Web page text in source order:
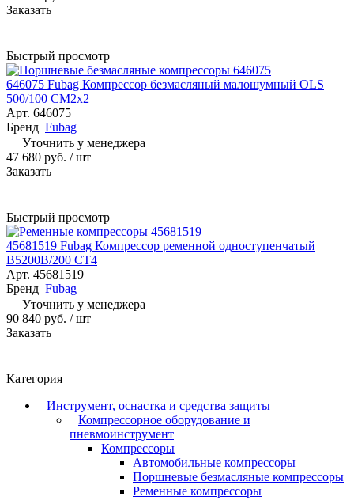
Заказать
Быстрый просмотр
646075 Fubag Компрессор безмасляный малошумный OLS
500/100 CM2х2
Арт. 646075
Бренд Fubag
Уточнить у менеджера
47 680 руб. / шт
Заказать
Быстрый просмотр
45681519 Fubag Компрессор ременной одноступенчатый
B5200B/200 CT4
Арт. 45681519
Бренд Fubag
Уточнить у менеджера
90 840 руб. / шт
Заказать
Категория
Инструмент, оснастка и средства защиты
Компрессорное оборудование и
пневмоинструмент
Компрессоры
Автомобильные компрессоры
Поршневые безмасляные компрессоры
Ременные компрессоры